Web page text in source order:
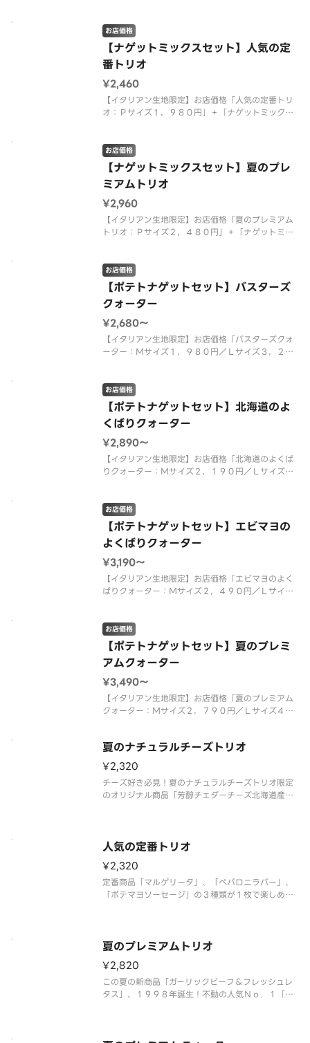
ヨネーズソース＞ 北海道スイートコーン・テリヤ
キチキン・テリヤキソース・チェダ
【ナゲットミックスセット】人気の定
番トリオ
お店価格
¥2,460
【イタリアン生地限定】お店価格「人気の定番トリ
オ：Ｐサイズ１，９８０円」＋「ナゲットミックス
＞ 熟成サラミ・モッツァレラ・チェリートマト・
粗びきソーセージ・ポテト（オニオ
【ナゲットミックスセット】夏のプレ
ミアムトリオ
お店価格
¥2,960
【イタリアン生地限定】お店価格「夏のプレミアム
トリオ：Ｐサイズ２，４８０円」＋「ナゲットミッ
ソース＞ ガーリックグリルビーフ・ダイスオニオ
ン・大海老・特製ガーリックソー
【ポテトナゲットセット】バスターズ
クォーター
お店価格
¥2,680〜
【イタリアン生地限定】お店価格「バスターズクォ
ーター：Ｍサイズ１，９８０円／Ｌサイズ３，２４
４個入（マスタードソース）：３００円」を組み合
わせた特別なセット商品です。
【ポテトナゲットセット】北海道のよ
くばりクォーター
お店価格
¥2,890〜
【イタリアン生地限定】お店価格「北海道のよくば
りクォーター：Ｍサイズ２，１９０円／Ｌサイズ
ナゲット４個入（マスタードソース）：３００円」
を組み合わせた特別なセット商品で
【ポテトナゲットセット】エビマヨの
よくばりクォーター
お店価格
¥3,190〜
【イタリアン生地限定】お店価格「エビマヨのよく
ばりクォーター：Ｍサイズ２，４９０円／Ｌサイズ
ナゲット４個入（マスタードソース）：３００円」
を組み合わせた特別なセット商品
【ポテトナゲットセット】夏のプレミ
アムクォーター
お店価格
¥3,490〜
【イタリアン生地限定】お店価格「夏のプレミアム
クォーター：Ｍサイズ２，７９０円／Ｌサイズ４，
ット４個入（マスタードソース）：３００円」を組
み合わせた特別なセット商品です
夏のナチュラルチーズトリオ
¥2,320
チーズ好き必見！夏のナチュラルチーズトリオ限定
のオリジナル商品「芳醇チェダーチーズ北海道産ス
３種類のピザが１度で楽しめる特
人気の定番トリオ
¥2,320
定番商品「マルゲリータ」、「ペパロニラバー」、
「ポテマヨソーセージ」の３種類が１枚で楽しめる
マッシュルーム・パルメザンチー
夏のプレミアムトリオ
¥2,820
この夏の新商品「ガーリックビーフ＆フレッシュレ
タス」、１９９８年誕生！不動の人気Ｎｏ．１「テ